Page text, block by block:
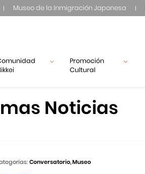
Museo de la Inmigración Japonesa
Promoción
Cultural
Noticias
Conversatorio, Museo